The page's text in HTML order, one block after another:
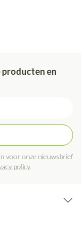
producten en
voor onze nieuwsbrief
policy.